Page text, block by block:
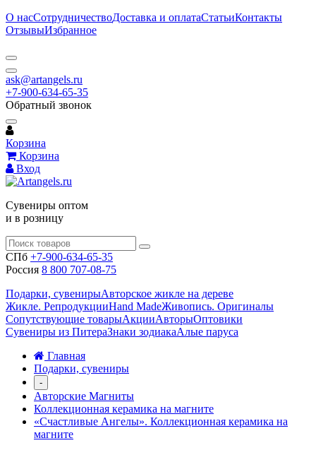
О насСотрудничествоДоставка и оплатаСтатьиКонтакты
ОтзывыИзбранное
ask@artangels.ru
+7-900-634-65-35
Обратный звонок
Корзина
Корзина
Вход
Сувениры оптом
и в розницу
СПб +7-900-634-65-35
Россия 8 800 707-08-75
Подарки, сувенирыАвторское жикле на дереве
Жикле. РепродукцииHand MadeЖивопись. Оригиналы
Сопутствующие товарыАкцииАвторыОптовики
Сувениры из ПитераЗнаки зодиакаАлые паруса
Главная
Подарки, сувениры
-
Авторские Магниты
Коллекционная керамика на магните
«Счастливые Ангелы». Коллекционная керамика на
магните